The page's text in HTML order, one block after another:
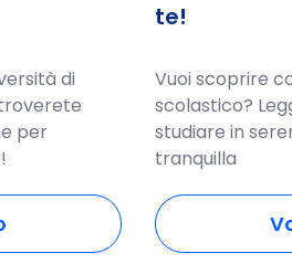
di
per
te!
Vuoi scoprire
scolastico?
studiare in
tranquilla